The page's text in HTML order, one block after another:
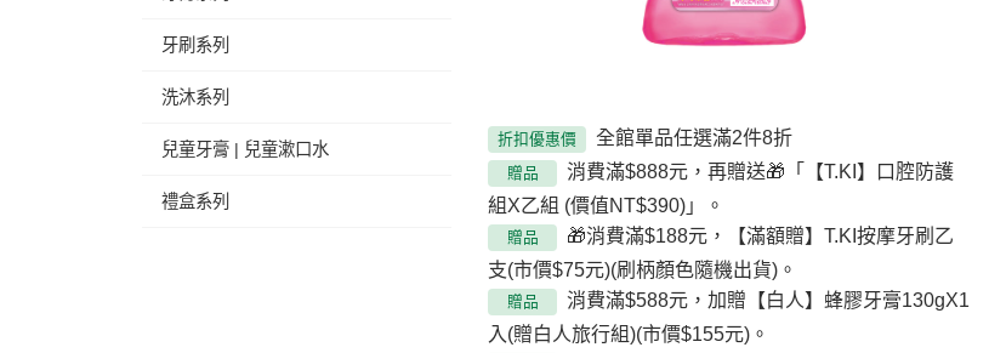
牙刷系列
洗沐系列
兒童牙膏 | 兒童漱口水
禮盒系列
折扣優惠價 全館單品任選滿2件8折
贈品
消費滿$888元，再贈送🎁「【T.KI】口腔防護
組X乙組 (價值NT$390)」。
贈品
🎁消費滿$188元，【滿額贈】T.KI按摩牙刷乙
支(市價$75元)(刷柄顏色隨機出貨)。
贈品
消費滿$588元，加贈【白人】蜂膠牙膏130gX1
入(贈白人旅行組)(市價$155元)。